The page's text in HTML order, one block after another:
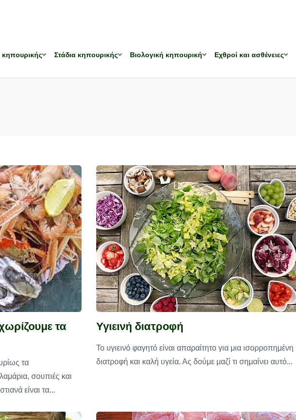
Στάδια κηπουρικής Βιολογική κηπουρική Εχθροί και ασθένειες
τα
τα
σουπιές και
είναι τα...
Υγιεινή διατροφή
Το υγιεινό φαγητό είναι απαραίτητο για μια ισορροπημένη
διατροφή και καλή υγεία. Ας δούμε μαζί τι σημαίνει αυτό...